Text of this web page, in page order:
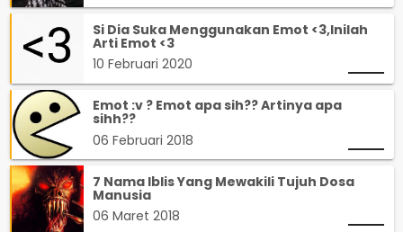
Si Dia Suka Menggunakan Emot <3,Inilah
Arti Emot <3
10 Februari 2020
Emot :v ? Emot apa sih?? Artinya apa
sihh??
06 Februari 2018
7 Nama Iblis Yang Mewakili Tujuh Dosa
Manusia
06 Maret 2018